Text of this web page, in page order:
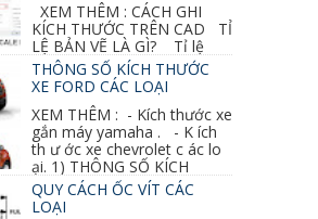
XEM THÊM : CÁCH GHI
KÍCH THƯỚC TRÊN CAD TỈ
LỆ BẢN VẼ LÀ GÌ? Tỉ lệ
bản vẽ thiết kế kiến trúc...
THÔNG SỐ KÍCH THƯỚC
XE FORD CÁC LOẠI
XEM THÊM : - Kích thước xe
gắn máy yamaha . - K ích
th ư ớc xe chevrolet c ác lo
ại. 1) THÔNG SỐ KÍCH
QUY CÁCH ỐC VÍT CÁC
LOẠI